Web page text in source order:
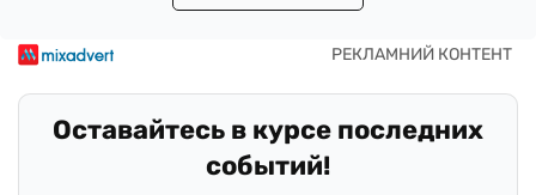
Оставайтесь в курсе последних
событий!